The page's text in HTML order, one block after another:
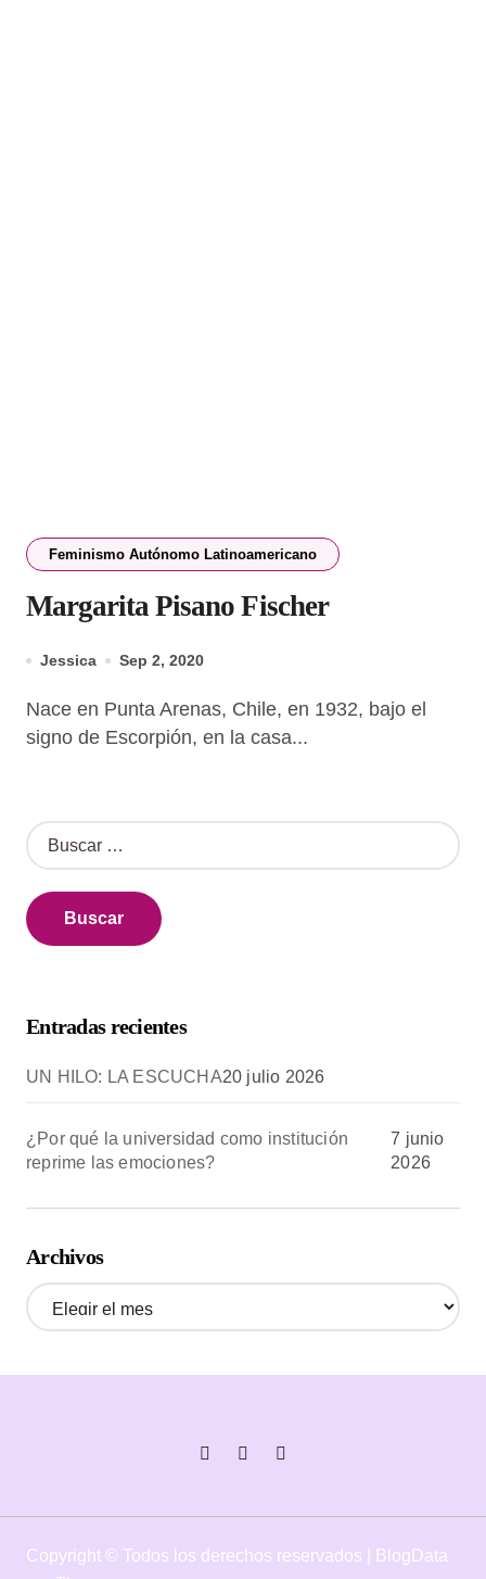
Feminismo Autónomo Latinoamericano
Margarita Pisano Fischer
Jessica Sep 2, 2020
Nace en Punta Arenas, Chile, en 1932, bajo el
signo de Escorpión, en la casa...
B
u
c
a
Entradas recientes
UN HILO: LA ESCUCHA20 julio 2026
¿Por qué la universidad como institución
reprime las emociones?
7 junio
2026
Archivos
A
r
Copyright © Todos los derechos reservados
BlogData